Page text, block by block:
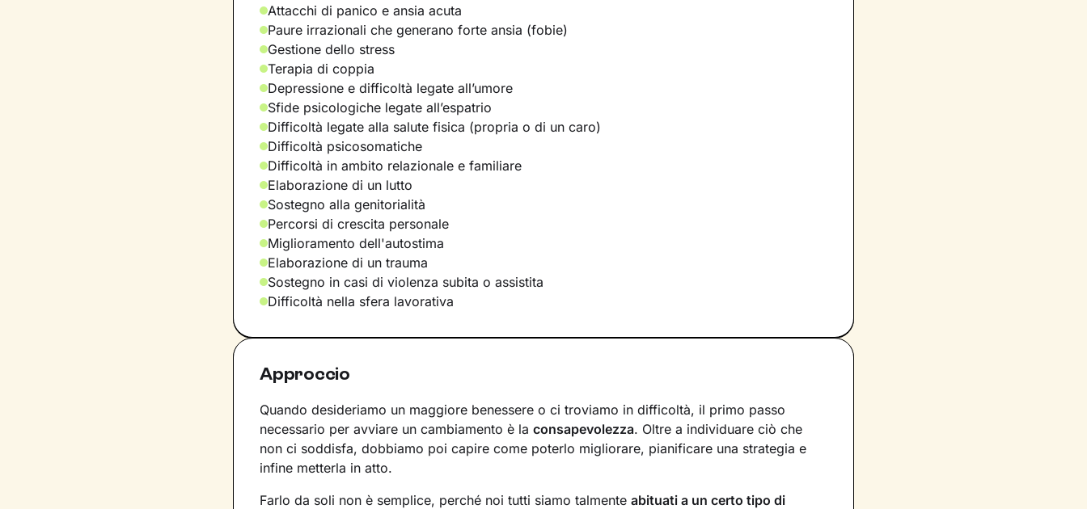
Attacchi di panico e ansia acuta
Paure irrazionali che generano forte ansia (fobie)
Gestione dello stress
Terapia di coppia
Depressione e difficoltà legate all’umore
Sfide psicologiche legate all’espatrio
Difficoltà legate alla salute fisica (propria o di un caro)
Difficoltà psicosomatiche
Difficoltà in ambito relazionale e familiare
Elaborazione di un lutto
Sostegno alla genitorialità
Percorsi di crescita personale
Miglioramento dell'autostima
Elaborazione di un trauma
Sostegno in casi di violenza subita o assistita
Difficoltà nella sfera lavorativa
Approccio
Quando desideriamo un maggiore benessere o ci troviamo in difficoltà, il primo passo
necessario per avviare un cambiamento è la consapevolezza. Oltre a individuare ciò che
non ci soddisfa, dobbiamo poi capire come poterlo migliorare, pianificare una strategia e
infine metterla in atto.
Farlo da soli non è semplice, perché noi tutti siamo talmente abituati a un certo tipo di